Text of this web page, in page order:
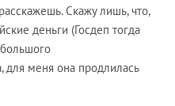
Скажу лишь, что,
деньги (Госдеп тогда
для меня она продлилась